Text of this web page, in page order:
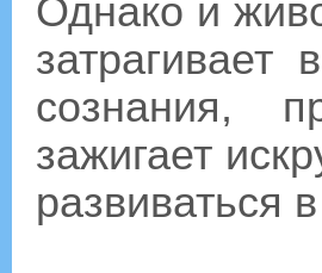
Однако и
сознания,
зажигает
развиваться